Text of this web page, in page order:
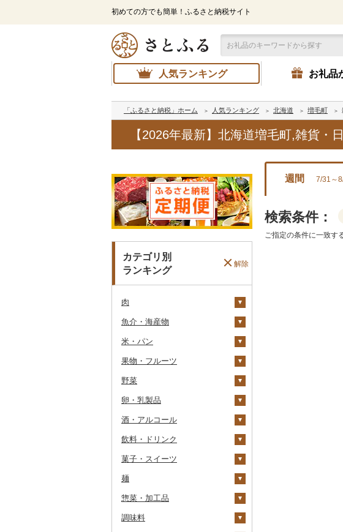
初めての方でも簡単！ふるさと納税サイト
人気ランキング お礼品
「ふるさと納税」ホーム 人気ランキング 北海道 増毛町
【2026年最新】北海道増毛町,雑貨・
カテゴリ別
ランキング
解除
肉
牛肉（精肉）
ステーキ
すき焼き
焼肉
牛タン
和牛
黒毛和牛
仙台牛
米沢牛
牛肉（加工品）
ハンバーグ
ローストビーフ
ビーフジャーキー
その他牛肉（加工品）
豚肉（精肉）
すき焼き
しゃぶしゃぶ
焼肉
アグー豚
豚肉（加工品）
ハンバーグ
もつ鍋
ハム
ソーセージ・ウインナ
鶏肉
鶏肉（精肉）
ハム・ソーセージ
唐揚げ
水炊き
地鶏
鹿肉
馬肉
羊肉・ラム肉（ジンギス
魚介・海産物
カニ
ズワイガニ
毛ガニ
かにしゃぶ
その他カニ
エビ
ボタンエビ
伊勢海老
その他エビ
いくら
うに
明太子・たらこ
明太子
たらこ
その他魚卵
数の子
キャビア
その他魚卵
貝
鮑（アワビ）
牡蠣（カキ）
鮮魚
鮭・サーモン
イカ・タコ
米・パン
米
無洗米
玄米
金芽米
ゆめぴりか
コシヒカリ
はえぬき
雑穀
餅
その他穀物加工品
パン
果物・フルーツ
ぶどう・マスカット
巨峰
ナガノパープル
ピオーネ
デラウェア
その他ぶどう・マスカ
いちご
りんご
もも
メロン
梨
和梨
マンゴー
野菜
いも
じゃがいも
さつまいも
その他いも
トマト
フルーツトマト
ミニトマト
玉ねぎ
ねぎ
根菜
人参
アスパラガス
卵・乳製品
卵
チーズ
ヨーグルト
バター
その他乳製品
酒・アルコール
ビール・発泡酒
ビール
地ビール・クラフトビ
日本酒
純米吟醸
大吟醸
芋焼酎
麦焼酎
梅酒
泡盛
飲料・ドリンク
水・ミネラルウォーター
飲料
コーヒー豆
茶
飲料
果汁飲料
菓子・スイーツ
クッキー
焼き菓子
麺
ラーメン
うどん
惣菜・加工品
惣菜
調味料
週間 7/31～
検索条件：
ご指定の条件に一致す